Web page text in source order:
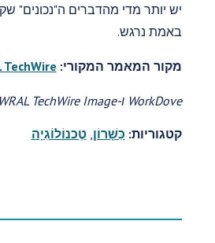
יש יותר מדי מהדברים ה"נכונים"
באמת נרגש.
מקור המאמר המקורי: TechWire
WorkDove ו-WRAL TechWire Image
קטגוריות: כִּשָׁרוֹן ,טֶכנוֹלוֹגִיָה